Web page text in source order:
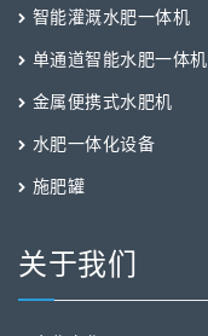
智能灌溉水肥一体机
单通道智能水肥一体机
金属便携式水肥机
水肥一体化设备
施肥罐
关于我们